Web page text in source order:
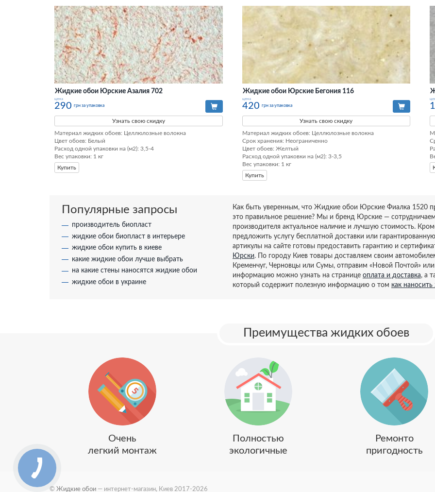
Жидкие обои Юрские Азалия 702
цена
290 грн за упаковка
Узнать свою скидку
Материал жидких обоев: Целлюлозные волокна
Цвет обоев: Белый
Расход одной упаковки на (м2): 3,5-4
Вес упаковки: 1 кг
Купить
Жидкие обои Юрские Бегония 116
цена
420 грн за упаковка
Узнать свою скидку
Материал жидких обоев: Целлюлозные волокна
Срок хранения: Неограниченно
Цвет обоев: Желтый
Расход одной упаковки на (м2): 3-3,5
Вес упаковки: 1 кг
Купить
Популярные запросы
производитель биопласт
жидкие обои биопласт в интерьере
жидкие обои купить в киеве
какие жидкие обои лучше выбрать
на какие стены наносятся жидкие обои
жидкие обои в украине
Как быть уверенным, что Жидкие обои Юрские Фиалка 1520
это правильное решение? Мы и бренд Юрские —
производителя актуальное наличие и лучшую стоимость.
предложить услугу бесплатной доставки или
артикулы на сайте готовы предоставить гарантию и
Юрски. По городу Киев товары доставляем своим
Кременчуг, Черновцы или Сумы, отправим «Новой Почтой»
информацию можно узнать на странице оплата и доставка, а
который содержит полезную информацию о том как
Преимущества жидких обоев
Очень
легкий монтаж
Полностью
экологичные
Ремонто
пригодность
© Жидкие обои — интернет-магазин, Киев 2017-2026